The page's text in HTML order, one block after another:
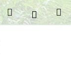
Hledat